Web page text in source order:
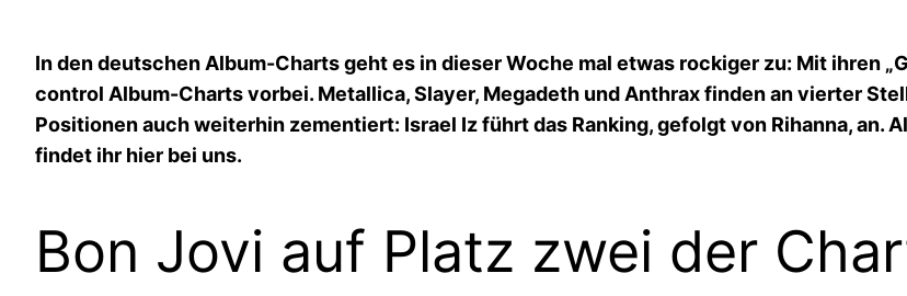
In den deutschen Album-Charts geht es in dieser Woche mal etwas rockiger zu: Mit ihren
control Album-Charts vorbei. Metallica, Slayer, Megadeth und Anthrax finden an vierter
Positionen auch weiterhin zementiert: Israel Iz führt das Ranking, gefolgt von Rihanna, an.
findet ihr hier bei uns.
Bon Jovi auf Platz zwei der